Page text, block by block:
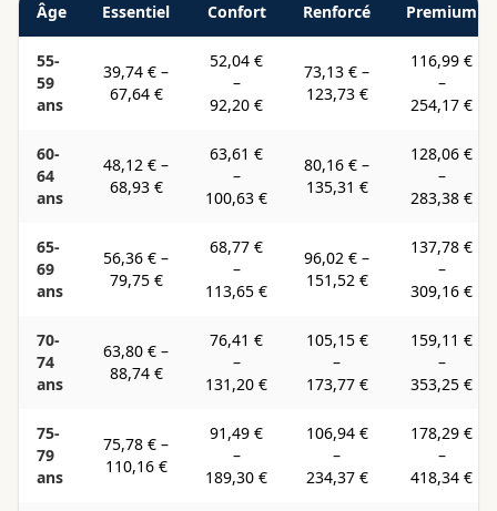
Âge Essentiel Confort Renforcé Premium
55-
59
ans
39,74 € –
67,64 €
52,04 €
–
92,20 €
73,13 € –
123,73 €
116,99 €
–
254,17 €
60-
64
ans
48,12 € –
68,93 €
63,61 €
–
100,63 €
80,16 € –
135,31 €
128,06 €
–
283,38 €
65-
69
ans
56,36 € –
79,75 €
68,77 €
–
113,65 €
96,02 € –
151,52 €
137,78 €
–
309,16 €
70-
74
ans
63,80 € –
88,74 €
76,41 €
–
131,20 €
105,15 €
–
173,77 €
159,11 €
–
353,25 €
75-
79
ans
75,78 € –
110,16 €
91,49 €
–
189,30 €
106,94 €
–
234,37 €
178,29 €
–
418,34 €